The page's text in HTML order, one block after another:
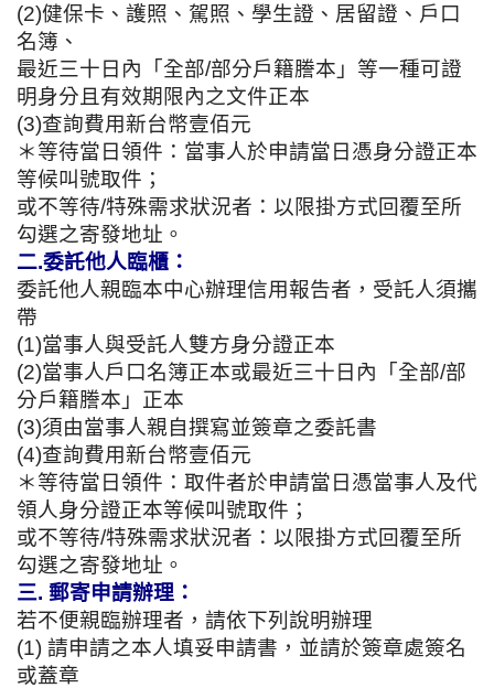
(2)健保卡、護照、駕照、學生證、居留證、戶口
名簿、
最近三十日內「全部/部分戶籍謄本」等一種可證
明身分且有效期限內之文件正本
(3)查詢費用新台幣壹佰元
＊等待當日領件：當事人於申請當日憑身分證正本
等候叫號取件；
或不等待/特殊需求狀況者：以限掛方式回覆至所
勾選之寄發地址。
二.委託他人臨櫃：
委託他人親臨本中心辦理信用報告者，受託人須攜
帶
(1)當事人與受託人雙方身分證正本
(2)當事人戶口名簿正本或最近三十日內「全部/部
分戶籍謄本」正本
(3)須由當事人親自撰寫並簽章之委託書
(4)查詢費用新台幣壹佰元
＊等待當日領件：取件者於申請當日憑當事人及代
領人身分證正本等候叫號取件；
或不等待/特殊需求狀況者：以限掛方式回覆至所
勾選之寄發地址。
三. 郵寄申請辦理：
若不便親臨辦理者，請依下列說明辦理
(1) 請申請之本人填妥申請書，並請於簽章處簽名
或蓋章